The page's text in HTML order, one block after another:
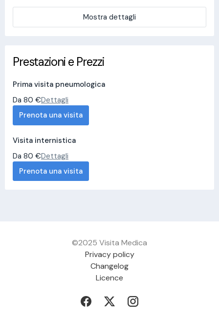
Mostra dettagli
Prestazioni e Prezzi
Prima visita pneumologica
Da 80 €Dettagli
Prenota una visita
Visita internistica
Da 80 €Dettagli
Prenota una visita
©2025 Visita Medica
Privacy policy
Changelog
Licence